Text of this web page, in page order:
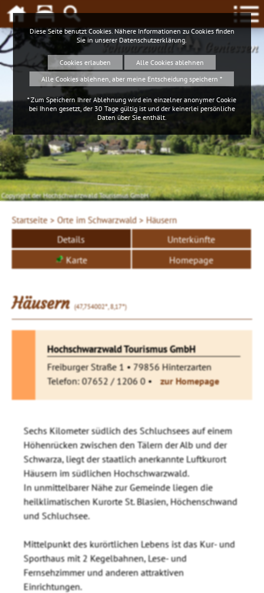
Schwarzwald Geniessen
Copyright der Hochschwarzwald Tourismus GmbH
Startseite > Orte im Schwarzwald > Häusern
Details
Unterkünfte
Karte
Homepage
Häusern(47,754002°, 8,17°)
Hochschwarzwald Tourismus GmbH
Freiburger Straße 1 • 79856 Hinterzarten
Telefon: 07652 / 1206 0 •
zur Homepage
Sechs Kilometer südlich des Schluchsees auf einem
Höhenrücken zwischen den Tälern der Alb und der
Schwarza, liegt der staatlich anerkannte Luftkurort
Häusern im südlichen Hochschwarzwald.
In unmittelbarer Nähe zur Gemeinde liegen die
heilklimatischen Kurorte St. Blasien, Höchenschwand
und Schluchsee.
Mittelpunkt des kurörtlichen Lebens ist das Kur- und
Sporthaus mit 2 Kegelbahnen, Lese- und
Fernsehzimmer und anderen attraktiven
Einrichtungen.
Diese Seite benutzt Cookies. Nähere Informationen zu Cookies finden
Sie in unserer Datenschutzerklärung
Cookies erlauben
Alle Cookies ablehnen
Alle Cookies ablehnen, aber meine Entscheidung speichern *
* Zum Speichern Ihrer Ablehnung wird ein einzelner anonymer Cookie
bei Ihnen gesetzt, der 30 Tage gültig ist und der keinerlei persönliche
Daten über Sie enthält.